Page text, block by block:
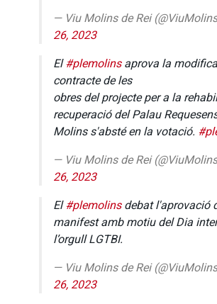
— Viu Molins de Rei
26, 2023
El#plemolinsaprova la
contracte de les
obres del projecte per a la
recuperació del Palau
Molins s'absté en la votació.
— Viu Molins de Rei
26, 2023
El#plemolinsdebat l'aprovació
manifest amb motiu del Dia
l’orgull LGTBI.
— Viu Molins de Rei
26, 2023